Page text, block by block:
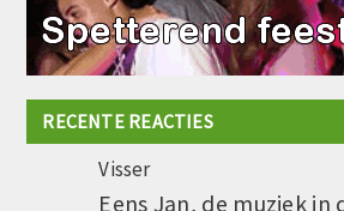
RECENTE REACTIES
Visser
Eens Jan, de muziek in